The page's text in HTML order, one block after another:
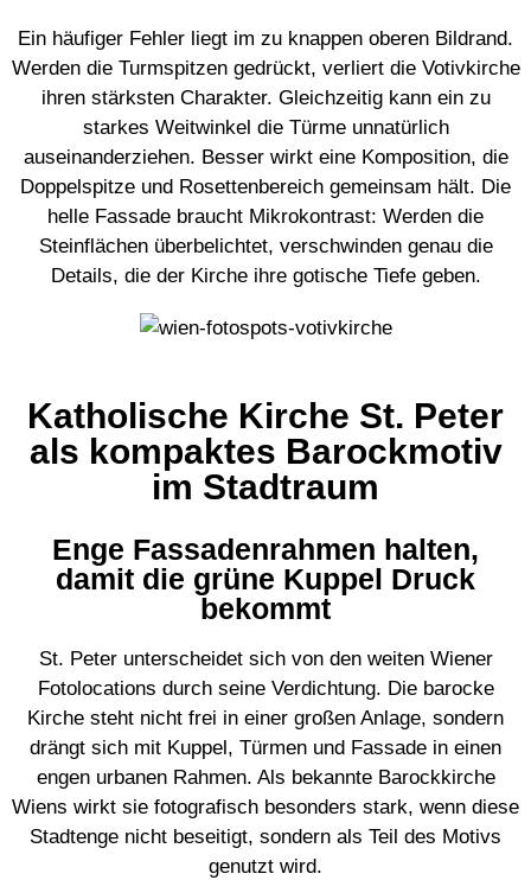
Ein häufiger Fehler liegt im zu knappen oberen Bildrand.
Werden die Turmspitzen gedrückt, verliert die Votivkirche
ihren stärksten Charakter. Gleichzeitig kann ein zu
starkes Weitwinkel die Türme unnatürlich
auseinanderziehen. Besser wirkt eine Komposition, die
Doppelspitze und Rosettenbereich gemeinsam hält. Die
helle Fassade braucht Mikrokontrast: Werden die
Steinflächen überbelichtet, verschwinden genau die
Details, die der Kirche ihre gotische Tiefe geben.
Katholische Kirche St. Peter
als kompaktes Barockmotiv
im Stadtraum
Enge Fassadenrahmen halten,
damit die grüne Kuppel Druck
bekommt
St. Peter unterscheidet sich von den weiten Wiener
Fotolocations durch seine Verdichtung. Die barocke
Kirche steht nicht frei in einer großen Anlage, sondern
drängt sich mit Kuppel, Türmen und Fassade in einen
engen urbanen Rahmen. Als bekannte Barockkirche
Wiens wirkt sie fotografisch besonders stark, wenn diese
Stadtenge nicht beseitigt, sondern als Teil des Motivs
genutzt wird.